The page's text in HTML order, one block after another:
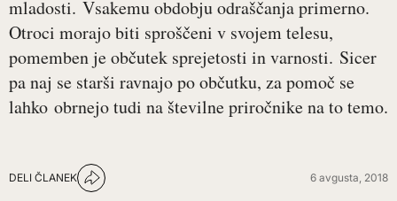
mladosti. Vsakemu obdobju odraščanja primerno.
Otroci morajo biti sproščeni v svojem telesu,
pomemben je občutek sprejetosti in varnosti. Sicer
pa naj se starši ravnajo po občutku, za pomoč se
lahko obrnejo tudi na številne priročnike na to temo.
DELI ČLANEK 6 avgusta, 2018